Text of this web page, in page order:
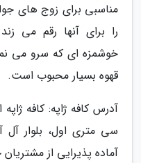
مناسبی برای زوج های
را برای آنها رقم می
خوشمزه ای که سرو می
قهوه بسیار محبوب است.
آدرس کافه ژاپه: کافه
آماده پذیرایی از